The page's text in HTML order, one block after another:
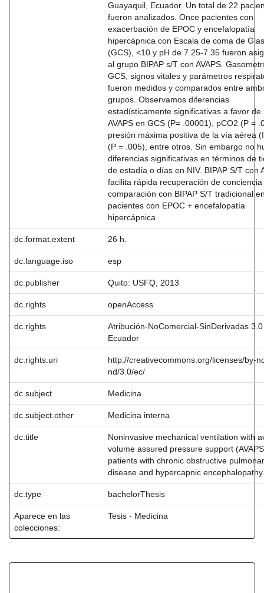
Guayaquil, Ecuador. Un total de 22
fueron analizados. Once pacientes con
exacerbación de EPOC y encefalopatía
hipercápnica con Escala de coma de
(GCS), <10 y pH de 7.25-7.35 fueron
al grupo BIPAP s/T con AVAPS.
GCS, signos vitales y parámetros
fueron medidos y comparados entre
grupos. Observamos diferencias
estadísticamente significativas a favor de
AVAPS en GCS (P= .00001), pCO2 (P =
presión máxima positiva de la vía aérea
(P = .005), entre otros. Sin embargo no
diferencias significativas en términos de
de estadía o días en NIV. BIPAP S/T con
facilita rápida recuperación de conciencia
comparación con BIPAP S/T tradicional
pacientes con EPOC + encefalopatía
hipercápnica.
dc.format.extent 26 h.
dc.language.iso esp
dc.publisher Quito: USFQ, 2013
dc.rights openAccess
dc.rights
Atribución-NoComercial-SinDerivadas 3.0
Ecuador
dc.rights.uri
http://creativecommons.org/licenses/by-
nd/3.0/ec/
dc.subject Medicina
dc.subject.other Medicina interna
dc.title
Noninvasive mechanical ventilation with
volume assured pressure support
patients with chronic obstructive
disease and hypercapnic encephalopathy.
dc.type bachelorThesis
Aparece en las
colecciones:
Tesis - Medicina